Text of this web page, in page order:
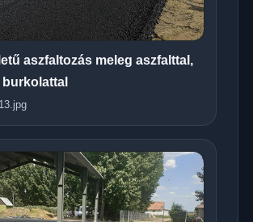
aszfaltozás meleg aszfalttal,